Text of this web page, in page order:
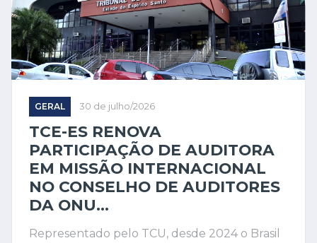
GERAL 30 de julho/2026
TCE-ES RENOVA
PARTICIPAÇÃO DE AUDITORA
EM MISSÃO INTERNACIONAL
NO CONSELHO DE AUDITORES
DA ONU...
Representado pelo TCU, desde 2024 o Brasil